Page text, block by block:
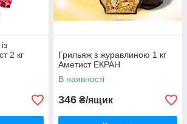
2 кг
Грильяж з журавлиною 1 кг
Аметист ЕКРАН
В наявності
346 ₴/ящик